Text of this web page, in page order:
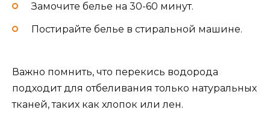
Замочите белье на 30-60 минут.
Постирайте белье в стиральной машине.
Важно помнить, что перекись водорода
подходит для отбеливания только натуральных
тканей, таких как хлопок или лен.